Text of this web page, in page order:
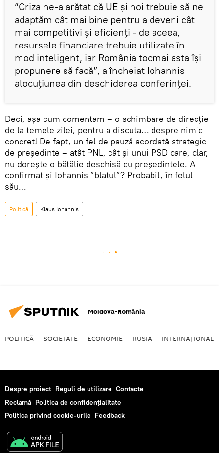
”Criza ne-a arătat că UE și noi trebuie să ne
adaptăm cât mai bine pentru a deveni cât
mai competitivi și eficienți - de aceea,
resursele financiare trebuie utilizate în
mod inteligent, iar România tocmai asta își
propunere să facă”, a încheiat Iohannis
alocuțiunea din deschiderea conferinței.
Deci, așa cum comentam – o schimbare de direcție
de la temele zilei, pentru a discuta… despre nimic
concret! De fapt, un fel de pauză acordată strategic
de președinte – atât PNL, cât și unui PSD care, clar,
nu dorește o bătălie deschisă cu președintele. A
confirmat și Iohannis ”blatul”? Probabil, în felul
său…
Politică Klaus Iohannis
Moldova-România
POLITICĂ SOCIETATE ECONOMIE RUSIA INTERNAŢIONAL
Despre proiect Reguli de utilizare Contacte
Reclamă Politica de confidențialitate
Politica privind cookie-urile Feedback